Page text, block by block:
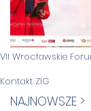
VII Wrocławskie
Kontakt ZIG
NAJNOWSZE >